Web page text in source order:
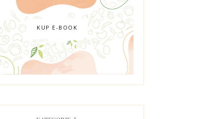
KUP E-BOOK